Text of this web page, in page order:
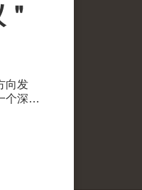
向发
个深度
的外